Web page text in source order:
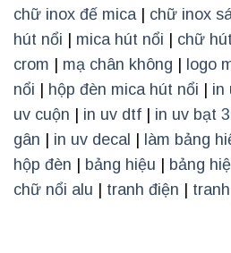
chữ inox đế mica| chữ inox
hút nổi
mica hút nổi chữ
crom
mạ chân không logo
nổi
hộp đèn mica hút nổi in
uv cuộn
in uv dtf in uv bạt
gân
in uv decal làm bảng
hộp đèn
bảng hiệu bảng
chữ nổi alu
tranh điện